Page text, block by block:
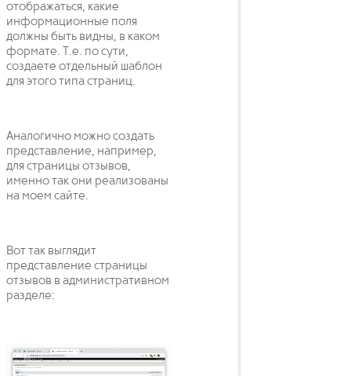
отображаться, какие
информационные поля
должны быть видны, в каком
формате. Т.е. по сути,
создаете отдельный шаблон
для этого типа страниц.
Аналогично можно создать
представление, например,
для страницы отзывов,
именно так они реализованы
на моем сайте.
Вот так выглядит
представление страницы
отзывов в административном
разделе: